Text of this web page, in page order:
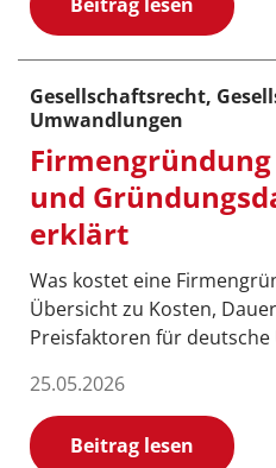
Beitrag lesen
Gesellschaftsrecht,
Umwandlungen
Firmengründung
und
erklärt
Was kostet eine
Übersicht zu Kosten,
Preisfaktoren für
25.05.2026
Beitrag lesen